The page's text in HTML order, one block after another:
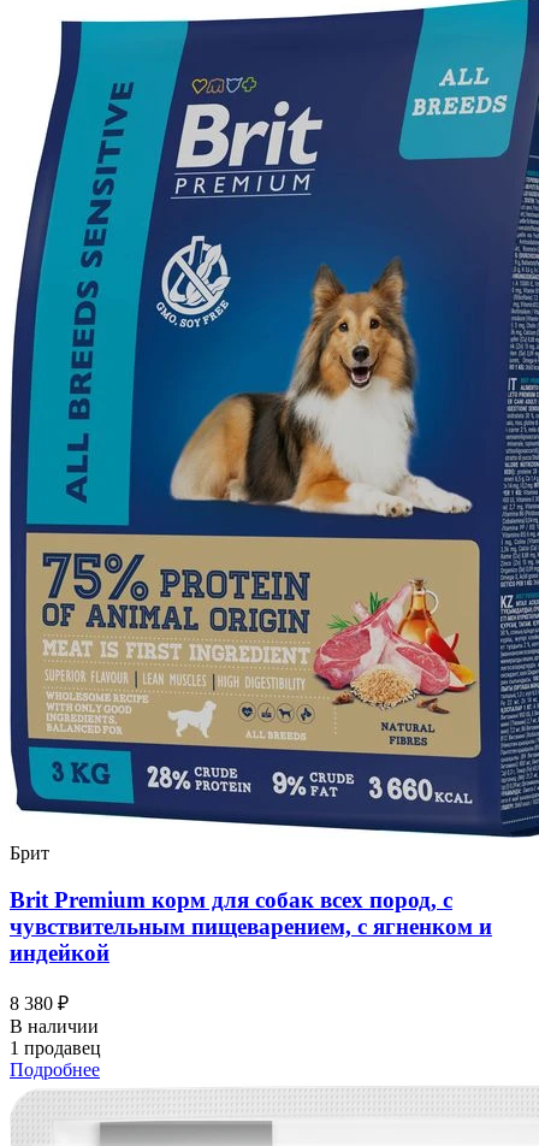
Брит
Brit Premium корм для собак всех пород, с
чувствительным пищеварением, с ягненком и
индейкой
8 380 ₽
В наличии
1 продавец
Подробнее